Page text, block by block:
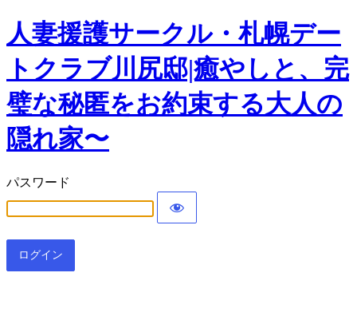
人妻援護サークル・札幌デー
トクラブ川尻邸|癒やしと、完
璧な秘匿をお約束する大人の
隠れ家〜
パスワード